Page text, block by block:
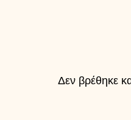
Δεν βρέθηκε